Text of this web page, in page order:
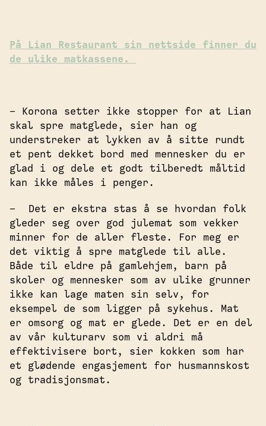
På Lian Restaurant sin nettside finner du
de ulike matkassene.
– Korona setter ikke stopper for at Lian
skal spre matglede, sier han og
understreker at lykken av å sitte rundt
et pent dekket bord med mennesker du er
glad i og dele et godt tilberedt måltid
kan ikke måles i penger.
– Det er ekstra stas å se hvordan folk
gleder seg over god julemat som vekker
minner for de aller fleste. For meg er
det viktig å spre matglede til alle.
Både til eldre på gamlehjem, barn på
skoler og mennesker som av ulike grunner
ikke kan lage maten sin selv, for
eksempel de som ligger på sykehus. Mat
er omsorg og mat er glede. Det er en del
av vår kulturarv som vi aldri må
effektivisere bort, sier kokken som har
et glødende engasjement for husmannskost
og tradisjonsmat.